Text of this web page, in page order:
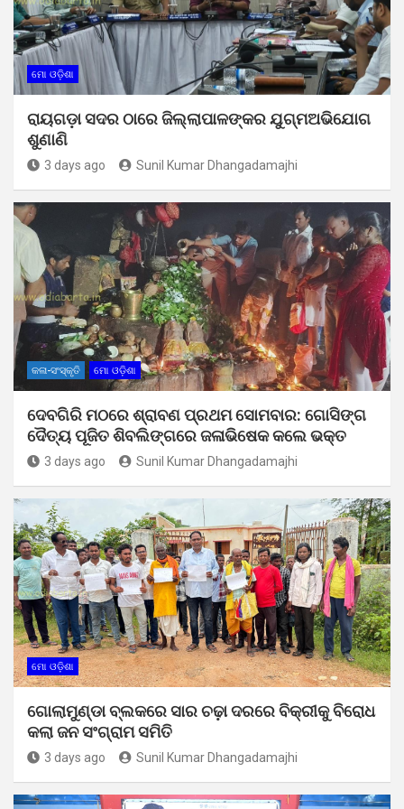
ମୋ ଓଡ଼ିଶା
ରାୟଗଡ଼ା ସଦର ଠାରେ ଜିଲ୍ଲାପାଳଙ୍କର ଯୁଗ୍ମଅଭିଯୋଗ
ଶୁଣାଣି
3 days ago Sunil Kumar Dhangadamajhi
କଳା-ସଂସ୍କୃତି ମୋ ଓଡ଼ିଶା
ଦେବଗିରି ମଠରେ ଶ୍ରାବଣ ପ୍ରଥମ ସୋମବାର: ଗୋସିଙ୍ଗ
ଦୈତ୍ୟ ପୂଜିତ ଶିବଲିଙ୍ଗରେ ଜଳାଭିଷେକ କଲେ ଭକ୍ତ
3 days ago Sunil Kumar Dhangadamajhi
ମୋ ଓଡ଼ିଶା
ଗୋଲାମୁଣ୍ଡା ବ୍ଲକରେ ସାର ଚଢ଼ା ଦରରେ ବିକ୍ରୀକୁ ବିରୋଧ
କଲା ଜନ ସଂଗ୍ରାମ ସମିତି
3 days ago Sunil Kumar Dhangadamajhi